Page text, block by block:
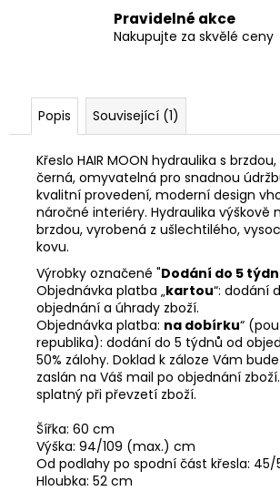
Pravidelné akce
Nakupujte za skvělé ceny
Popis Související (1)
Křeslo HAIR MOON hydraulika s
černá, omyvatelná pro snadnou
kvalitní provedení, moderní design
náročné interiéry. Hydraulika výškově
brzdou, vyrobená z ušlechtilého,
kovu.
Výrobky označené "Dodání do 5
Objednávka platba „kartou“: dodání
objednání a úhrady zboží.
Objednávka platba: na dobírku“
republika): dodání do 5 týdnů od
50% zálohy. Doklad k záloze Vám
zaslán na Váš mail po objednání
splatný při převzetí zboží.
Šířka: 60 cm
Výška: 94/109 (max.) cm
Od podlahy po spodní část křesla:
Hloubka: 52 cm